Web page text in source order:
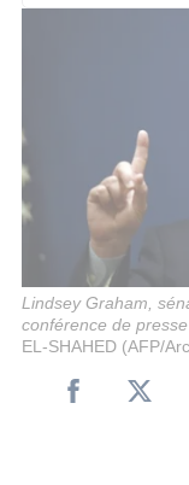
Lindsey Graham,
conférence de
EL-SHAHED (AFP/